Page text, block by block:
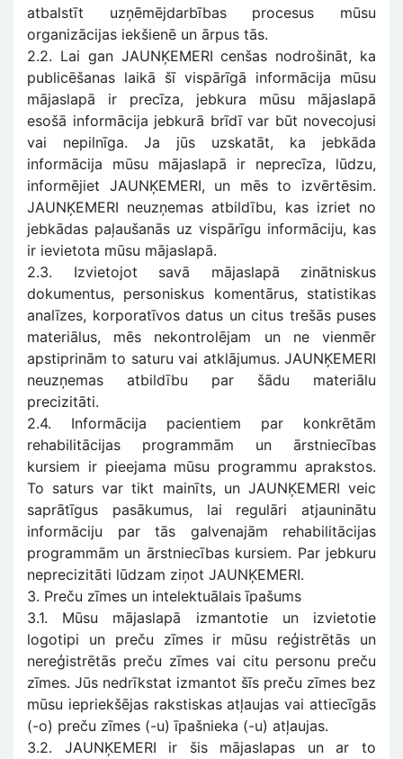
atbalstīt uzņēmējdarbības procesus mūsu
organizācijas iekšienē un ārpus tās.
2.2. Lai gan JAUNĶEMERI cenšas nodrošināt, ka
publicēšanas laikā šī vispārīgā informācija mūsu
mājaslapā ir precīza, jebkura mūsu mājaslapā
esošā informācija jebkurā brīdī var būt novecojusi
vai nepilnīga. Ja jūs uzskatāt, ka jebkāda
informācija mūsu mājaslapā ir neprecīza, lūdzu,
informējiet JAUNĶEMERI, un mēs to izvērtēsim.
JAUNĶEMERI neuzņemas atbildību, kas izriet no
jebkādas paļaušanās uz vispārīgu informāciju, kas
ir ievietota mūsu mājaslapā.
2.3. Izvietojot savā mājaslapā zinātniskus
dokumentus, personiskus komentārus, statistikas
analīzes, korporatīvos datus un citus trešās puses
materiālus, mēs nekontrolējam un ne vienmēr
apstiprinām to saturu vai atklājumus. JAUNĶEMERI
neuzņemas atbildību par šādu materiālu
precizitāti.
2.4. Informācija pacientiem par konkrētām
rehabilitācijas programmām un ārstniecības
kursiem ir pieejama mūsu programmu aprakstos.
To saturs var tikt mainīts, un JAUNĶEMERI veic
saprātīgus pasākumus, lai regulāri atjauninātu
informāciju par tās galvenajām rehabilitācijas
programmām un ārstniecības kursiem. Par jebkuru
neprecizitāti lūdzam ziņot JAUNĶEMERI.
3. Preču zīmes un intelektuālais īpašums
3.1. Mūsu mājaslapā izmantotie un izvietotie
logotipi un preču zīmes ir mūsu reģistrētās un
nereģistrētās preču zīmes vai citu personu preču
zīmes. Jūs nedrīkstat izmantot šīs preču zīmes bez
mūsu iepriekšējas rakstiskas atļaujas vai attiecīgās
(-o) preču zīmes (-u) īpašnieka (-u) atļaujas.
3.2. JAUNĶEMERI ir šis mājaslapas un ar to